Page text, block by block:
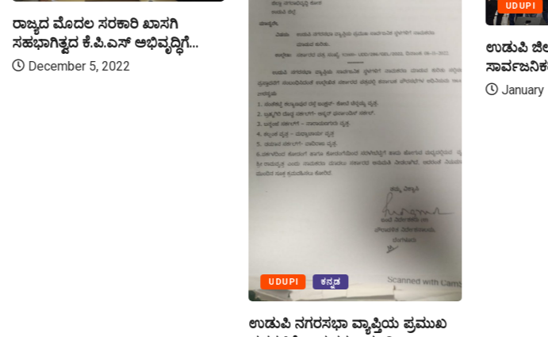
ರಾಜ್ಯದ ಮೊದಲ ಸರಕಾರಿ ಖಾಸಗಿ
ಸಹಭಾಗಿತ್ವದ ಕೆ.ಪಿ.ಎಸ್ ಅಭಿವೃದ್ಧಿಗೆ...
December 5, 2022
UDUPI ಕನ್ನಡ
ಉಡುಪಿ ನಗರಸಭಾ ವ್ಯಾಪ್ತಿಯ ಪ್ರಮುಖ
UDUPI
ಉಡುಪಿ
January